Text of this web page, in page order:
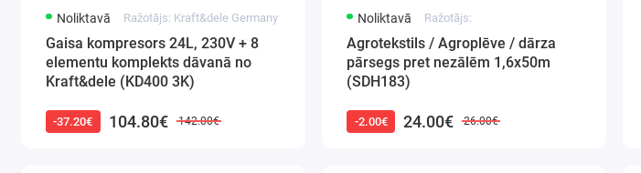
Noliktavā Ražotājs: Kraft&dele Germany
Gaisa kompresors 24L, 230V + 8
elementu komplekts dāvanā no
Kraft&dele (KD400 3K)
-37.20€ 104.80€ 142.00€
Noliktavā Ražotājs:
Agrotekstils / Agroplēve / dārza
pārsegs pret nezālēm 1,6x50m
(SDH183)
-2.00€ 24.00€ 26.00€